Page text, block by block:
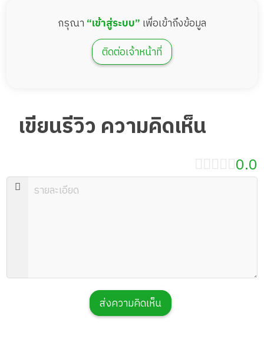
กรุณา “เข้าสู่ระบบ” เพื่อเข้าถึงข้อมูล
ติดต่อเจ้าหน้าที่
เขียนรีวิว ความคิดเห็น
0.0
ส่งความคิดเห็น